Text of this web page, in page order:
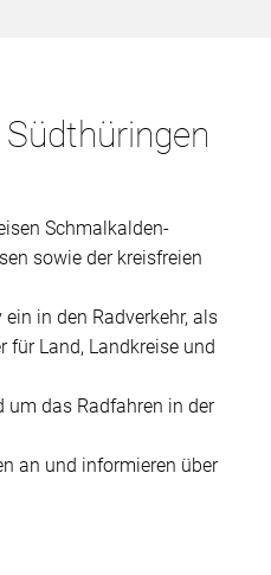
Schmalkalden-
sowie der kreisfreien
in den Radverkehr, als
für Land, Landkreise und
um das Radfahren in der
an und informieren über